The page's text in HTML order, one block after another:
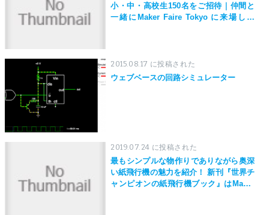
小・中・高校生150名をご招待｜仲間と
一緒にMaker Faire Tokyo に来場しよ
2015.08.17 に投稿された
ウェブベースの回路シミュレーター
2019.07.24 に投稿された
最もシンプルな物作りでありながら奥深
い紙飛行機の魅力を紹介！ 新刊『世界チ
ャンピオンの紙飛行機ブック』はMaker